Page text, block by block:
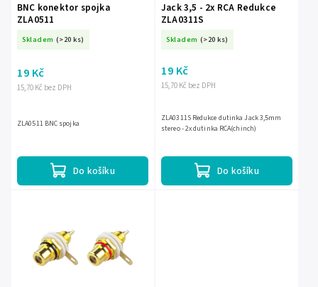
BNC konektor spojka
ZLA0511
Skladem (>20 ks)
15,70 Kč bez DPH
19 Kč
Do košíku
ZLA0511 BNC spojka
Jack 3,5 - 2x RCA Redukce
ZLA0311S
Skladem (>20 ks)
15,70 Kč bez DPH
19 Kč
Do košíku
ZLA0311S Redukce dutinka Jack 3,5mm
stereo - 2x dutinka RCA(chinch)